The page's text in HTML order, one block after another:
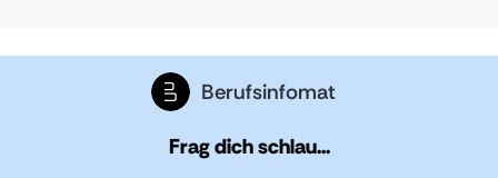
Berufsinfomat
Frag dich schlau...